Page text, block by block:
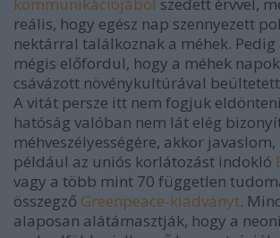
reális, hogy egész nap szennyezett
nektárral találkoznak a méhek.
mégis előfordul, hogy a méhek
csávázott növénykultúrával
A vitát persze itt nem fogjuk
hatóság valóban nem lát elég
méhveszélyességére, akkor javaslom,
például az uniós korlátozást indokló
vagy a több mint 70 független
összegző Greenpeace-kiadványt.
alaposan alátámasztják, hogy a